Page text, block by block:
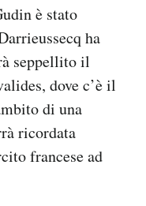
è stato
ha
seppellito il
dove c’è il
di una
ricordata
francese ad